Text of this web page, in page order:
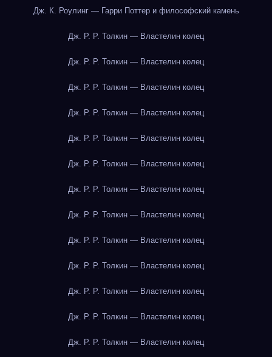
Дж. К. Роулинг — Гарри Поттер и философский камень
Дж. Р. Р. Толкин — Властелин колец
Дж. Р. Р. Толкин — Властелин колец
Дж. Р. Р. Толкин — Властелин колец
Дж. Р. Р. Толкин — Властелин колец
Дж. Р. Р. Толкин — Властелин колец
Дж. Р. Р. Толкин — Властелин колец
Дж. Р. Р. Толкин — Властелин колец
Дж. Р. Р. Толкин — Властелин колец
Дж. Р. Р. Толкин — Властелин колец
Дж. Р. Р. Толкин — Властелин колец
Дж. Р. Р. Толкин — Властелин колец
Дж. Р. Р. Толкин — Властелин колец
Дж. Р. Р. Толкин — Властелин колец